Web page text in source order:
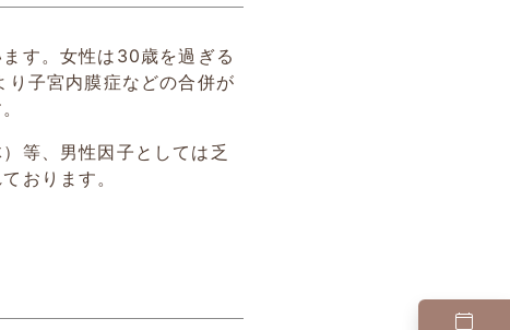
す。女性は30歳を過ぎる
子宮内膜症などの合併が
等、男性因子としては乏
おります。